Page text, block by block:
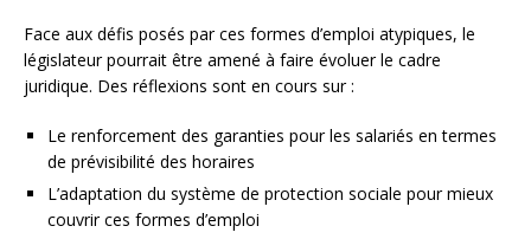
Face aux défis posés par ces formes d’emploi atypiques, le
législateur pourrait être amené à faire évoluer le cadre
juridique. Des réflexions sont en cours sur :
Le renforcement des garanties pour les salariés en termes
de prévisibilité des horaires
L’adaptation du système de protection sociale pour mieux
couvrir ces formes d’emploi